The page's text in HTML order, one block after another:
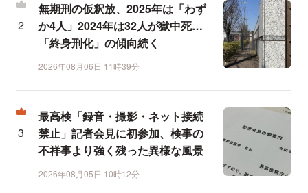
無期刑の仮釈放、2025年は「わず
か4人」2024年は32人が獄中死…
「終身刑化」の傾向続く
2026年08月06日 11時39分
最高検「録音・撮影・ネット接続
禁止」記者会見に初参加、検事の
不祥事より強く残った異様な風景
2026年08月05日 10時12分